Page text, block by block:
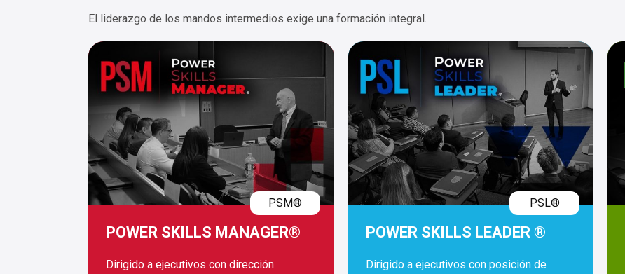
El liderazgo de los mandos intermedios exige una formación integral.
PSM®
POWER SKILLS MANAGER®
Dirigido a ejecutivos con dirección
PSL®
POWER SKILLS LEADER ®
Dirigido a ejecutivos con posición de